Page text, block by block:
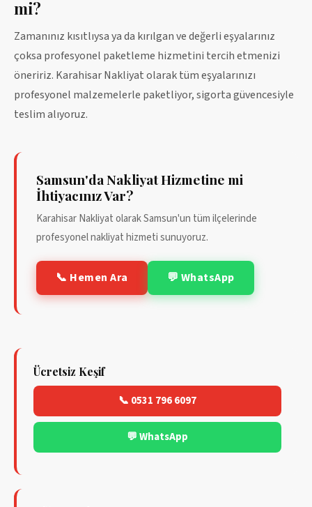
mi?
Zamanınız kısıtlıysa ya da kırılgan ve değerli eşyalarınız
çoksa profesyonel paketleme hizmetini tercih etmenizi
öneririz. Karahisar Nakliyat olarak tüm eşyalarınızı
profesyonel malzemelerle paketliyor, sigorta güvencesiyle
teslim alıyoruz.
Samsun'da Nakliyat Hizmetine mi
İhtiyacınız Var?
Karahisar Nakliyat olarak Samsun'un tüm ilçelerinde
profesyonel nakliyat hizmeti sunuyoruz.
📞 Hemen Ara 💬 WhatsApp
Ücretsiz Keşif
📞 0531 796 6097
💬 WhatsApp